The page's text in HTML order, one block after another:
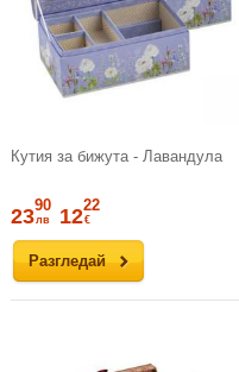
Кутия за бижута - Лавандула
Разгледай
2390
лв 1222
€